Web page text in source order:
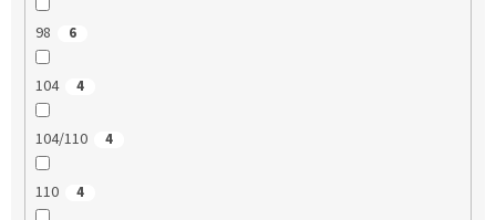
98 6
104 4
104/110 4
110 4